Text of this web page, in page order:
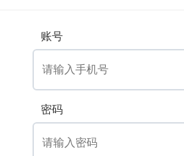
账号
密码